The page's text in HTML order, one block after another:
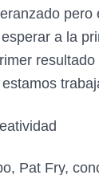
a la
Pat Fry,